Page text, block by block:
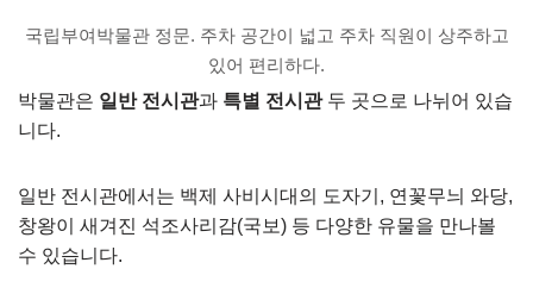
국립부여박물관 정문. 주차 공간이 넓고 주차 직원이 상주하고
있어 편리하다.
박물관은 일반 전시관과 특별 전시관두 곳으로 나뉘어 있습
니다.
일반 전시관에서는 백제 사비시대의 도자기, 연꽃무늬 와당,
창왕이 새겨진 석조사리감(국보) 등 다양한 유물을 만나볼
수 있습니다.